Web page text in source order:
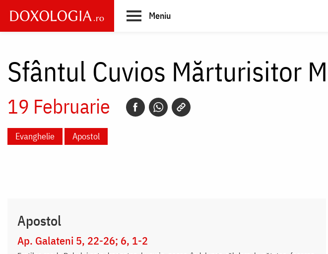
main
Meniu
Sfântul Cuvios Mărturisitor
19 Februarie
Evanghelie Apostol
Apostol
Ap. Galateni 5, 22-26; 6, 1-2